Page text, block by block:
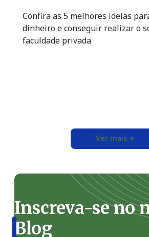
Confira as 5 melhores ideias
dinheiro e conseguir realizar o
faculdade privada
Ver mais +
Inscreva-se no
Blog